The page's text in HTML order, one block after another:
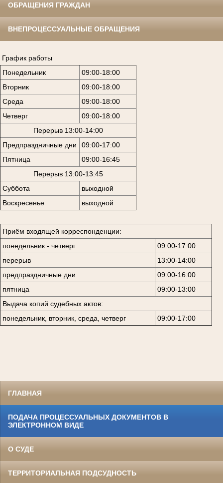
ОБРАЩЕНИЯ ГРАЖДАН
ВНЕПРОЦЕССУАЛЬНЫЕ ОБРАЩЕНИЯ
График работы
Понедельник
09:00-18:00
Вторник
09:00-18:00
Среда
09:00-18:00
Четверг
09:00-18:00
Перерыв 13:00-14:00
Предпраздничные дни
09:00-17:00
Пятница
09:00-16:45
Перерыв 13:00-13:45
Суббота
выходной
Воскресенье
выходной
Приём входящей корреспонденции:
понедельник - четверг
09:00-17:00
перерыв
13:00-14:00
предпраздничные дни
09:00-16:00
пятница
09:00-13:00
Выдача копий судебных актов:
понедельник, вторник, среда, четверг
09:00-17:00
ГЛАВНАЯ
ПОДАЧА ПРОЦЕССУАЛЬНЫХ ДОКУМЕНТОВ В
ЭЛЕКТРОННОМ ВИДЕ
О СУДЕ
ТЕРРИТОРИАЛЬНАЯ ПОДСУДНОСТЬ